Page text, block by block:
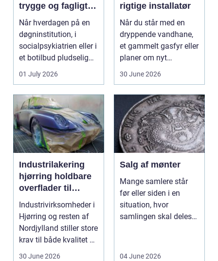
trygge og fagligt
stærke løsninger
Når hverdagen på en
døgninstitution, i
socialpsykiatrien eller i
et botilbud pludselig
ændrer sig, k...
01 July 2026
rigtige installatør
Når du står med en
dryppende vandhane,
et gammelt gasfyr eller
planer om nyt
badeværelse, bliver
30 June 2026
Industrilakering
hjørring holdbare
overflader til
industri og erhverv
Industrivirksomheder i
Hjørring og resten af
Nordjylland stiller store
krav til både kvalitet og
hol...
30 June 2026
Salg af mønter
Mange samlere står
før eller siden i en
situation, hvor
samlingen skal deles
04 June 2026